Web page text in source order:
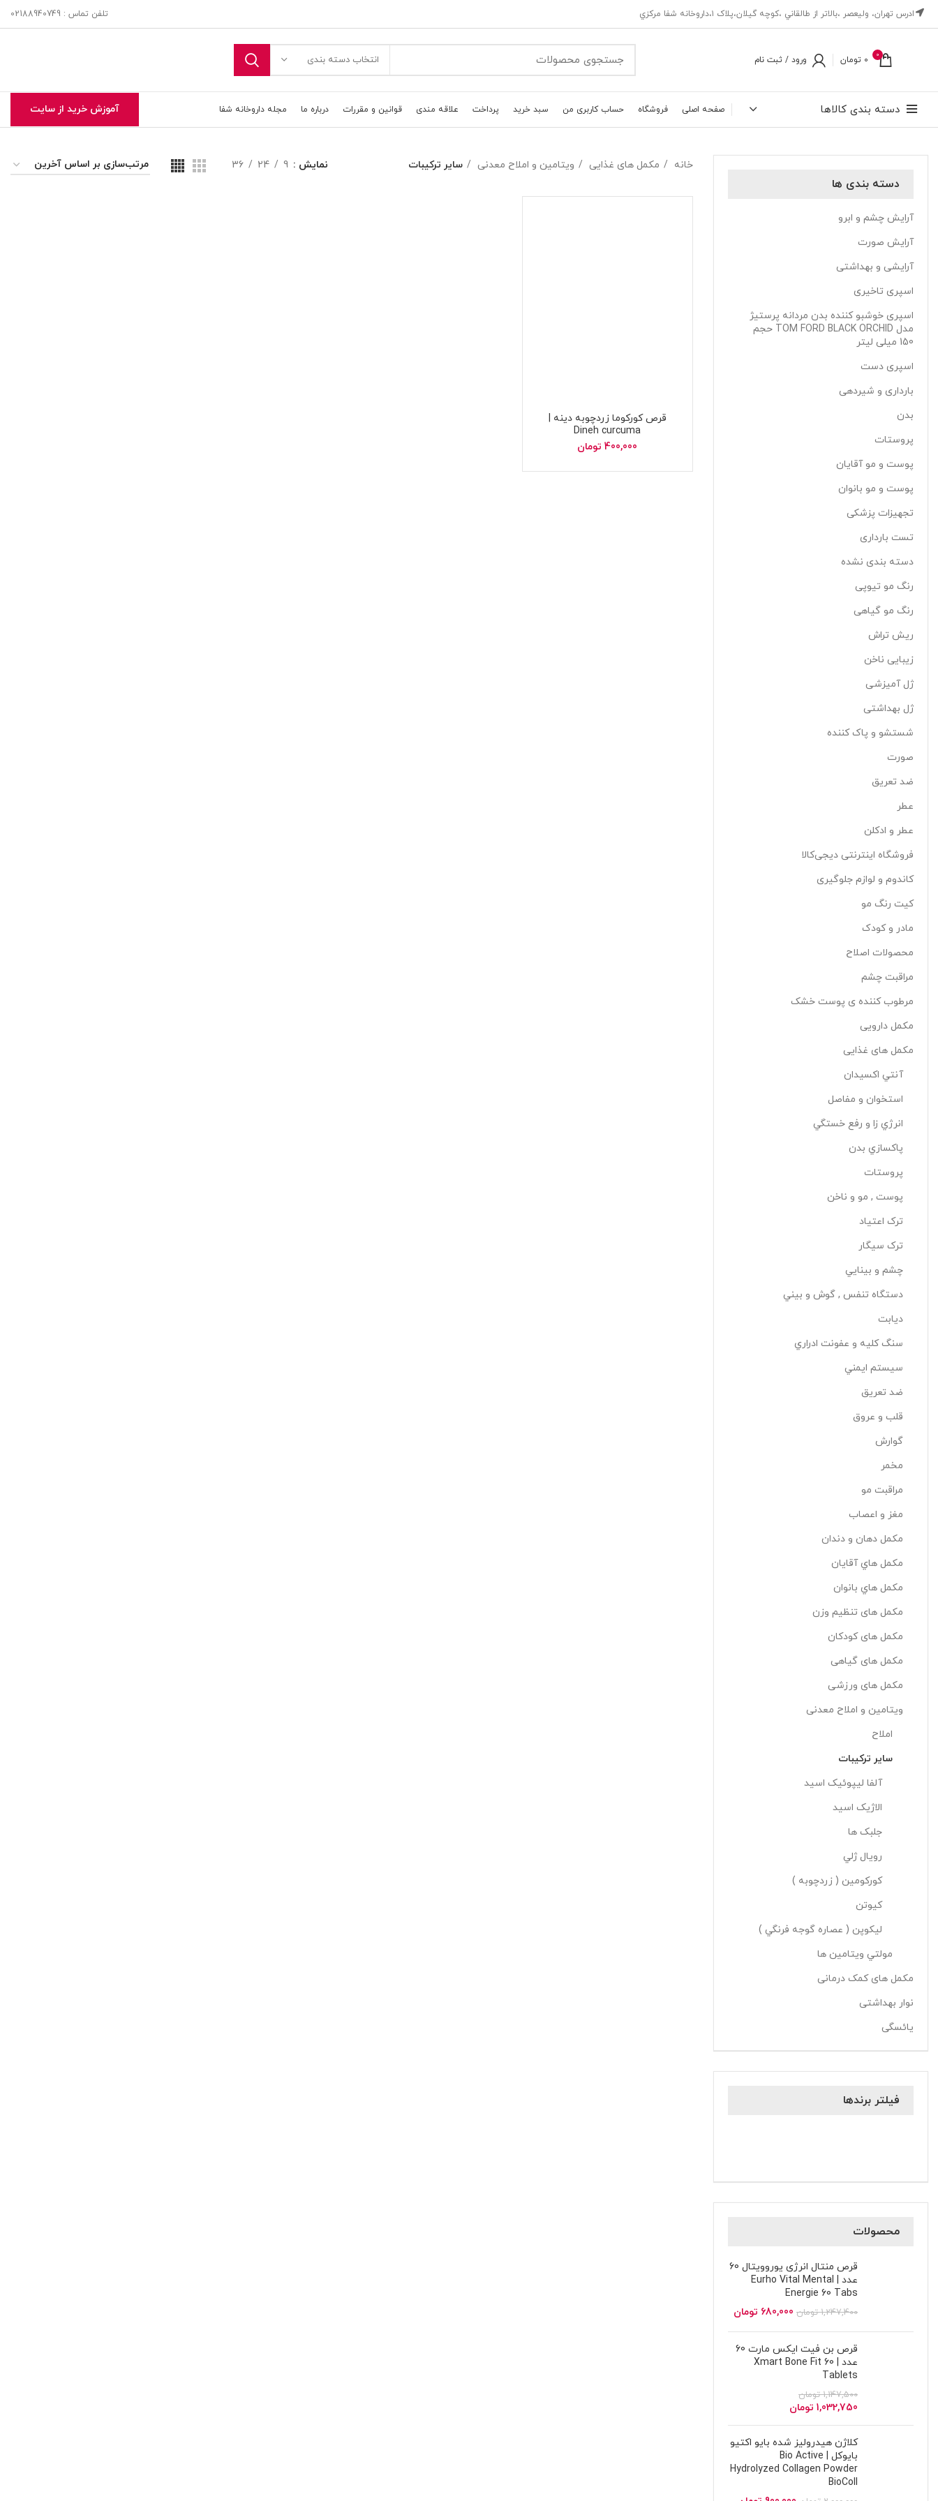
ادرس تهران، ‎وليعصر ،بالاتر از طالقاني ،كوچه گيلان،پلاک ۱،داروخانه شفا مركزي تلفن تماس : 02188940749
0
0 تومان ورود / ثبت نام انتخاب دسته بندی
دسته بندی کالاها صفحه اصلی فروشگاه حساب کاربری من سبد خرید پرداخت علاقه مندی قوانین و مقررات درباره ما مجله داروخانه شفا آموزش خرید از سایت
دسته بندی ها
آرایش چشم و ابرو
آرایش صورت
آرایشی و بهداشتی
اسپری تاخیری
اسپری خوشبو کننده بدن مردانه پرستیژ
مدل TOM FORD BLACK ORCHID حجم
150 میلی لیتر
اسپری دست
بارداری و شیردهی
بدن
پروستات
پوست و مو آقایان
پوست و مو بانوان
تجهیزات پزشکی
تست بارداری
دسته بندی نشده
رنگ مو تیوپی
رنگ مو گیاهی
ریش تراش
زیبایی ناخن
ژل آمیزشی
ژل بهداشتی
شستشو و پاک کننده
صورت
ضد تعریق
عطر
عطر و ادکلن
فروشگاه اینترنتی دیجی‌کالا
کاندوم و لوازم جلوگیری
کیت رنگ مو
مادر و کودک
محصولات اصلاح
مراقبت چشم
مرطوب کننده ی پوست خشک
مکمل دارویی
مکمل های غذایی
آنتي اکسيدان
استخوان و مفاصل
انرژي زا و رفع خستگي
پاکسازي بدن
پروستات
پوست , مو و ناخن
ترک اعتياد
ترک سيگار
چشم و بينايي
دستگاه تنفس , گوش و بيني
دیابت
سنگ کليه و عفونت ادراري
سيستم ايمني
ضد تعريق
قلب و عروق
گوارش
مخمر
مراقبت مو
مغز و اعصاب
مکمل دهان و دندان
مکمل هاي آقايان
مکمل هاي بانوان
مکمل های تنظیم وزن
مکمل های کودکان
مکمل های گیاهی
مکمل های ورزشی
ویتامین و املاح معدنی
املاح
ساير ترکيبات
آلفا ليپوئيک اسيد
الاژيک اسيد
جلبک ها
رويال ژلي
کورکومين ( زردچوبه )
کيوتن
ليکوپن ( عصاره گوجه فرنگي )
مولتي ويتامين ها
مکمل های کمک درمانی
نوار بهداشتی
یائسگی
فیلتر برندها
محصولات
قرص منتال انرژی یوروویتال 60
عدد | Eurho Vital Mental
Energie 60 Tabs
1,247,400 تومان 680,000 تومان
قرص بن فیت ایکس مارت 60
عدد | Xmart Bone Fit 60
Tablets
1,147,500 تومان
1,032,750 تومان
کلاژن هیدرولیز شده بایو اکتیو
بایوکل | Bio Active
Hydrolyzed Collagen Powder
BioColl
خانه مکمل های غذایی ویتامین و املاح معدنی ساير ترکيبات نمایش 9
24
36
قرص کورکوما زردچوبه دینه |
Dineh curcuma
400,000 تومان